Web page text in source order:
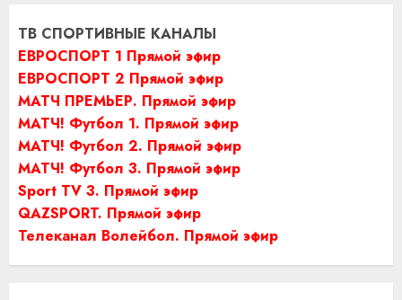
ТВ СПОРТИВНЫЕ КАНАЛЫ
ЕВРОСПОРТ 1 Прямой эфир
ЕВРОСПОРТ 2 Прямой эфир
МАТЧ ПРЕМЬЕР. Прямой эфир
МАТЧ! Футбол 1. Прямой эфир
МАТЧ! Футбол 2. Прямой эфир
МАТЧ! Футбол 3. Прямой эфир
Sport TV 3. Прямой эфир
QAZSPORT. Прямой эфир
Телеканал Волейбол. Прямой эфир